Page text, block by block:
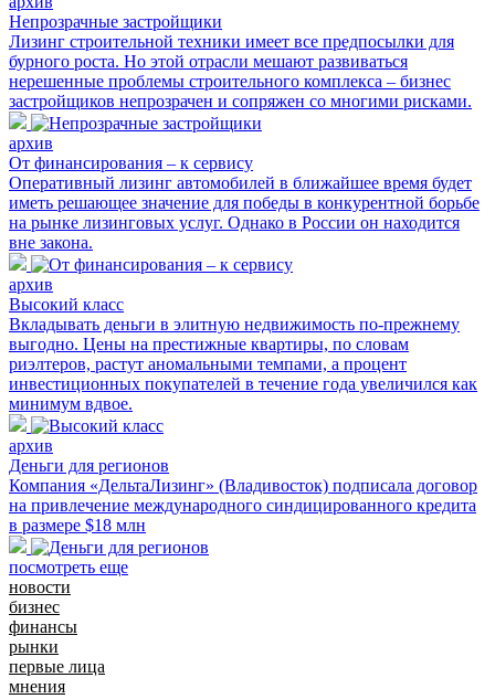
Непрозрачные застройщики
Лизинг строительной техники имеет все предпосылки для
бурного роста. Но этой отрасли мешают развиваться
нерешенные проблемы строительного комплекса – бизнес
застройщиков непрозрачен и сопряжен со многими рисками.
архив
От финансирования – к сервису
Оперативный лизинг автомобилей в ближайшее время будет
иметь решающее значение для победы в конкурентной борьбе
на рынке лизинговых услуг. Однако в России он находится
вне закона.
архив
Высокий класс
Вкладывать деньги в элитную недвижимость по-прежнему
выгодно. Цены на престижные квартиры, по словам
риэлтеров, растут аномальными темпами, а процент
инвестиционных покупателей в течение года увеличился как
минимум вдвое.
архив
Деньги для регионов
Компания «ДельтаЛизинг» (Владивосток) подписала договор
на привлечение международного синдицированного кредита
в размере $18 млн
посмотреть еще
новости
бизнес
финансы
рынки
первые лица
мнения